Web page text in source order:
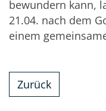
bewundern kann,
21.04. nach dem
einem
Zurück